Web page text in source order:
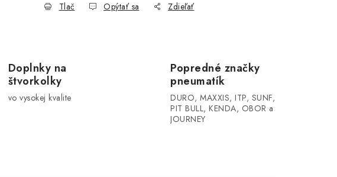
Tlač Opýtať sa Zdieľať
Doplnky na
štvorkolky
vo vysokej kvalite
Popredné značky
pneumatík
DURO, MAXXIS, ITP, SUNF,
PIT BULL, KENDA, OBOR a
JOURNEY